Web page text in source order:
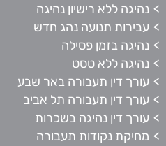
נהיגה ללא רישיון נהיגה
עבירות תנועה נהג חדש
נהיגה בזמן פסילה
נהיגה ללא טסט
עורך דין תעבורה באר שבע
עורך דין תעבורה תל אביב
עורך דין נהיגה בשכרות
מחיקת נקודות תעבורה